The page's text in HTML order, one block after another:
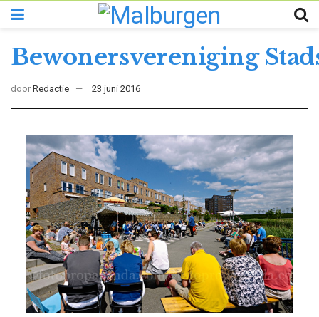
Bewonersvereniging
door Redactie 23 juni 2016